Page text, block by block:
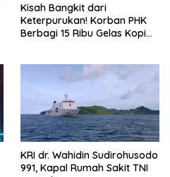
Kisah Bangkit dari
Keterpurukan! Korban PHK
Berbagi 15 Ribu Gelas Kopi
KRI dr. Wahidin Sudirohusodo
991, Kapal Rumah Sakit TNI